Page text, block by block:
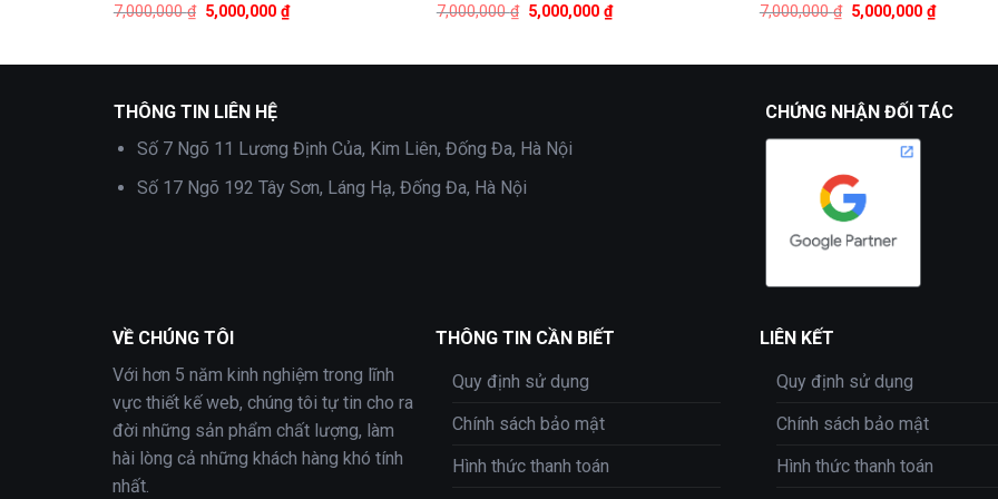
7,000,000₫ Giá
gốc
5,000,000₫Giá
hiện
7,000,000₫ Giá
gốc
5,000,000₫Giá
hiện
7,000,000₫ Giá
gốc
5,000,000₫Giá
hiện
THÔNG TIN LIÊN HỆ
Số 7 Ngõ 11 Lương Định Của, Kim Liên, Đống Đa, Hà Nội
Số 17 Ngõ 192 Tây Sơn, Láng Hạ, Đống Đa, Hà Nội
CHỨNG NHẬN ĐỐI TÁC
VỀ CHÚNG TÔI
Với hơn 5 năm kinh nghiệm trong lĩnh
vực thiết kế web, chúng tôi tự tin cho ra
đời những sản phẩm chất lượng, làm
hài lòng cả những khách hàng khó tính
nhất.
THÔNG TIN CẦN BIẾT
Quy định sử dụng
Chính sách bảo mật
Hình thức thanh toán
LIÊN KẾT
Quy định sử dụng
Chính sách bảo mật
Hình thức thanh toán